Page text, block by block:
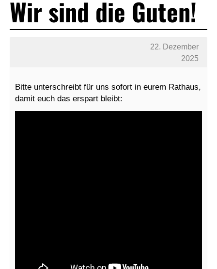
Wir sind die Guten!
22. Dezember
2025
Bitte unterschreibt für uns sofort in eurem Rathaus,
damit euch das erspart bleibt: